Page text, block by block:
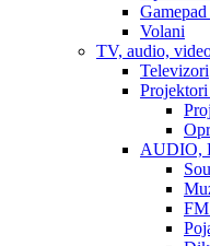
Volani
TV, audio,
Televizori
AUDIO,